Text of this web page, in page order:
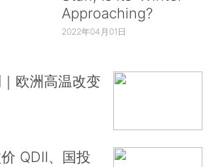
Approaching?
2022年04月01日
欧洲高温改变
QDII、国投